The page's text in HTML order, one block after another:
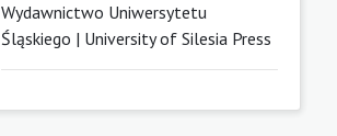
Wydawnictwo Uniwersytetu
Śląskiego | University of Silesia Press